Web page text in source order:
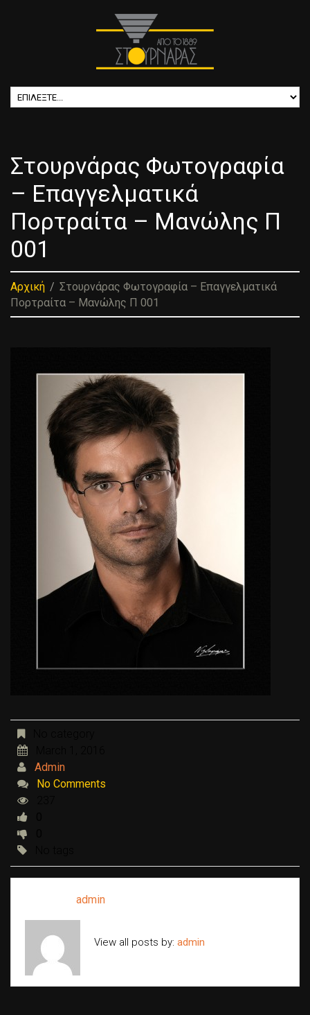
Στουρνάρας Φωτογραφία
– Επαγγελματικά
Πορτραίτα – Μανώλης Π
001
Αρχική
Στουρνάρας Φωτογραφία – Επαγγελματικά
Πορτραίτα – Μανώλης Π 001
Admin
No Comments
admin
View all posts by: admin